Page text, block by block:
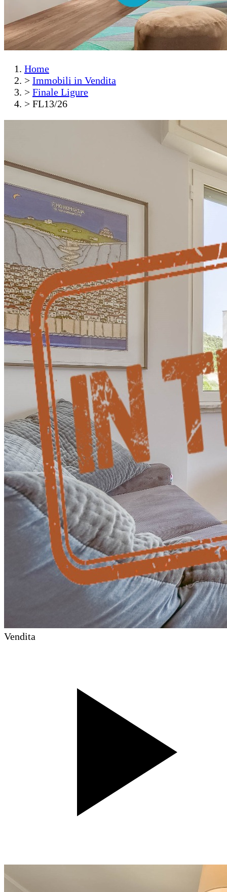
Home
> Immobili in Vendita
> Finale Ligure
> FL13/26
Vendita